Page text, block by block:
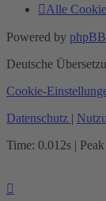
Alle
Powered by phpBB
Deutsche
Cookie-
Datenschutz |
Time: 0.012s |